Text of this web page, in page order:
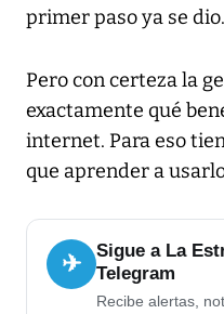
primer paso ya se dio.
Pero con certeza la
exactamente qué
internet. Para eso
que aprender a
✈
Sigue a La
Telegram
Recibe alertas,